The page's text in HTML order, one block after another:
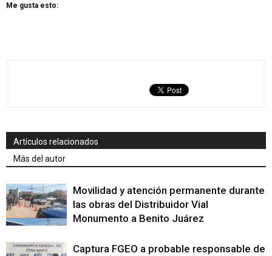
Me gusta esto:
Artículos relacionados
Más del autor
Movilidad y atención permanente durante
las obras del Distribuidor Vial
Monumento a Benito Juárez
Captura FGEO a probable responsable de